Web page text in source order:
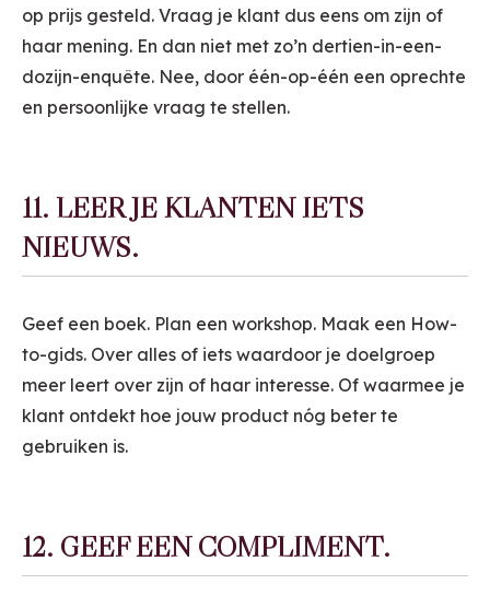
op prijs gesteld. Vraag je klant dus eens om zijn of
haar mening. En dan niet met zo’n dertien-in-een-
dozijn-enquête. Nee, door één-op-één een oprechte
en persoonlijke vraag te stellen.
11. LEER JE KLANTEN IETS
NIEUWS.
Geef een boek. Plan een workshop. Maak een How-
to-gids. Over alles of iets waardoor je doelgroep
meer leert over zijn of haar interesse. Of waarmee je
klant ontdekt hoe jouw product nóg beter te
gebruiken is.
12. GEEF EEN COMPLIMENT.